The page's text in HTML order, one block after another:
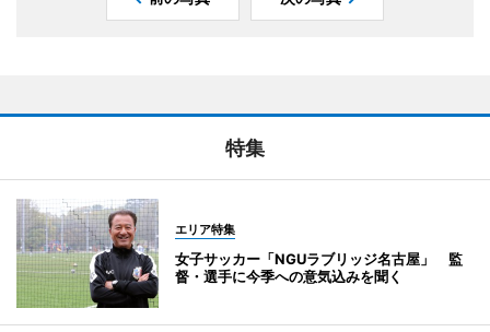
特集
エリア特集
女子サッカー「NGUラブリッジ名古屋」 監
督・選手に今季への意気込みを聞く